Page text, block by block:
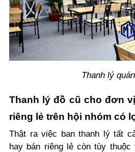
Thanh lý
Thanh lý đồ cũ cho đơn
riêng lẻ trên hội nhóm có
Thật ra việc ban thanh lý tất
hay bán riêng lẻ còn tùy